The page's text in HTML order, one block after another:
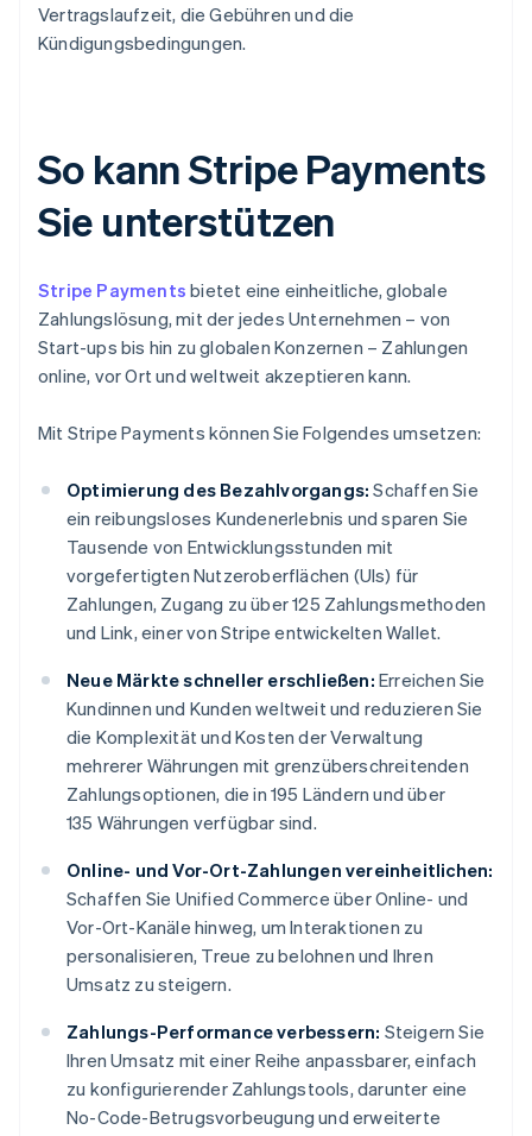
Vertragslaufzeit, die Gebühren und die
Kündigungsbedingungen.
So kann Stripe Payments
Sie unterstützen
Stripe Payments bietet eine einheitliche, globale
Zahlungslösung, mit der jedes Unternehmen – von
Start-ups bis hin zu globalen Konzernen – Zahlungen
online, vor Ort und weltweit akzeptieren kann.
Mit Stripe Payments können Sie Folgendes umsetzen:
Optimierung des Bezahlvorgangs: Schaffen Sie
ein reibungsloses Kundenerlebnis und sparen Sie
Tausende von Entwicklungsstunden mit
vorgefertigten Nutzeroberflächen (UIs) für
Zahlungen, Zugang zu über 125 Zahlungsmethoden
und Link, einer von Stripe entwickelten Wallet.
Neue Märkte schneller erschließen: Erreichen Sie
Kundinnen und Kunden weltweit und reduzieren Sie
die Komplexität und Kosten der Verwaltung
mehrerer Währungen mit grenzüberschreitenden
Zahlungsoptionen, die in 195 Ländern und über
135 Währungen verfügbar sind.
Online- und Vor-Ort-Zahlungen vereinheitlichen:
Schaffen Sie Unified Commerce über Online- und
Vor-Ort-Kanäle hinweg, um Interaktionen zu
personalisieren, Treue zu belohnen und Ihren
Umsatz zu steigern.
Zahlungs-Performance verbessern: Steigern Sie
Ihren Umsatz mit einer Reihe anpassbarer, einfach
zu konfigurierender Zahlungstools, darunter eine
No-Code-Betrugsvorbeugung und erweiterte